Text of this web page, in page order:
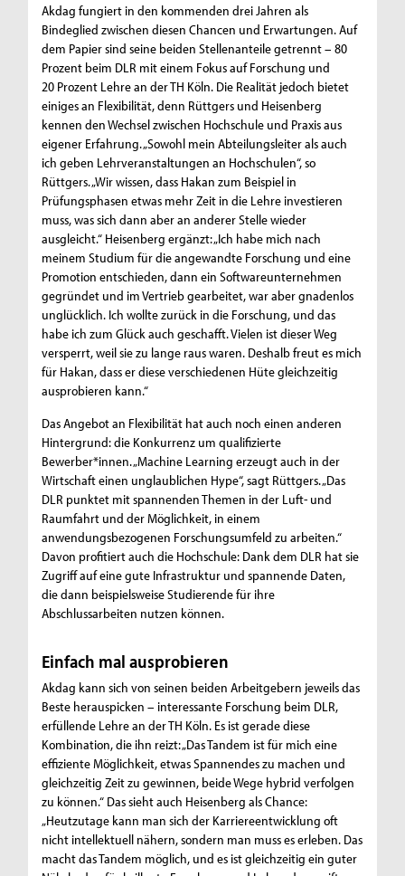
Akdag fungiert in den kommenden drei Jahren als
Bindeglied zwischen diesen Chancen und Erwartungen. Auf
dem Papier sind seine beiden Stellenanteile getrennt – 80
Prozent beim DLR mit einem Fokus auf Forschung und
20 Prozent Lehre an der TH Köln. Die Realität jedoch bietet
einiges an Flexibilität, denn Rüttgers und Heisenberg
kennen den Wechsel zwischen Hochschule und Praxis aus
eigener Erfahrung. „Sowohl mein Abteilungsleiter als auch
ich geben Lehrveranstaltungen an Hochschulen“, so
Rüttgers. „Wir wissen, dass Hakan zum Beispiel in
Prüfungsphasen etwas mehr Zeit in die Lehre investieren
muss, was sich dann aber an anderer Stelle wieder
ausgleicht.“ Heisenberg ergänzt: „Ich habe mich nach
meinem Studium für die angewandte Forschung und eine
Promotion entschieden, dann ein Softwareunternehmen
gegründet und im Vertrieb gearbeitet, war aber gnadenlos
unglücklich. Ich wollte zurück in die Forschung, und das
habe ich zum Glück auch geschafft. Vielen ist dieser Weg
versperrt, weil sie zu lange raus waren. Deshalb freut es mich
für Hakan, dass er diese verschiedenen Hüte gleichzeitig
ausprobieren kann.“
Das Angebot an Flexibilität hat auch noch einen anderen
Hintergrund: die Konkurrenz um qualifizierte
Bewerber*innen. „Machine Learning erzeugt auch in der
Wirtschaft einen unglaublichen Hype“, sagt Rüttgers. „Das
DLR punktet mit spannenden Themen in der Luft- und
Raumfahrt und der Möglichkeit, in einem
anwendungsbezogenen Forschungsumfeld zu arbeiten.“
Davon profitiert auch die Hochschule: Dank dem DLR hat sie
Zugriff auf eine gute Infrastruktur und spannende Daten,
die dann beispielsweise Studierende für ihre
Abschlussarbeiten nutzen können.
Einfach mal ausprobieren
Akdag kann sich von seinen beiden Arbeitgebern jeweils das
Beste herauspicken – interessante Forschung beim DLR,
erfüllende Lehre an der TH Köln. Es ist gerade diese
Kombination, die ihn reizt: „Das Tandem ist für mich eine
effiziente Möglichkeit, etwas Spannendes zu machen und
gleichzeitig Zeit zu gewinnen, beide Wege hybrid verfolgen
zu können.“ Das sieht auch Heisenberg als Chance:
„Heutzutage kann man sich der Karriereentwicklung oft
nicht intellektuell nähern, sondern man muss es erleben. Das
macht das Tandem möglich, und es ist gleichzeitig ein guter